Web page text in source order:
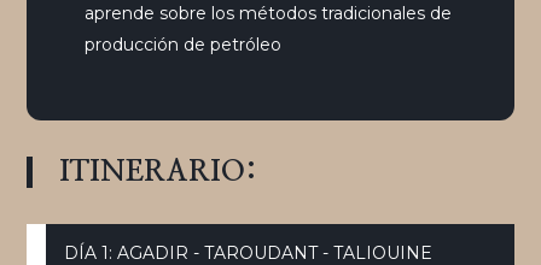
aprende sobre los métodos tradicionales de
producción de petróleo
ITINERARIO:
DÍA 1: AGADIR - TAROUDANT - TALIOUINE